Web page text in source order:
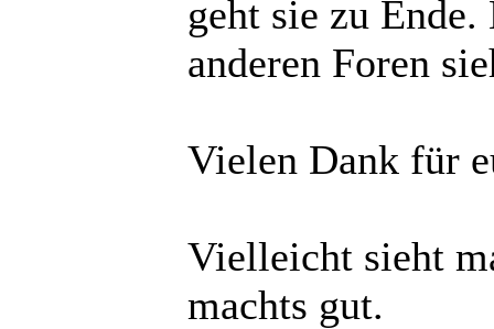
geht sie zu
anderen Foren
Vielen Dank für
Vielleicht sieht
machts gut.